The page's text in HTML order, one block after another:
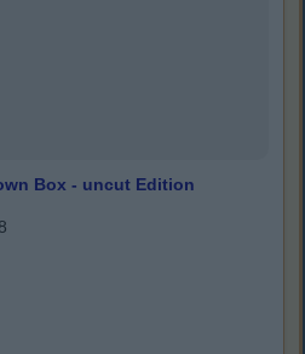
Box - uncut Edition